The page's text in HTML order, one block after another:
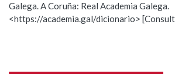
Pertence aObservación Hai un erro na
Propoño mellorar a definición
Galega. A Coruña: Real Academia Galega.
<https://academia.gal/dicionario>